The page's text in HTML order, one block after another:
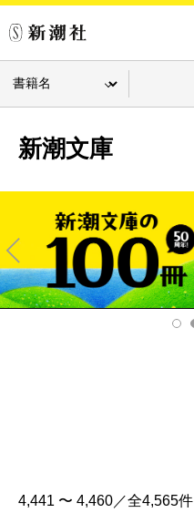
新潮文庫
Pre
v
4,441 〜 4,460／全4,565件